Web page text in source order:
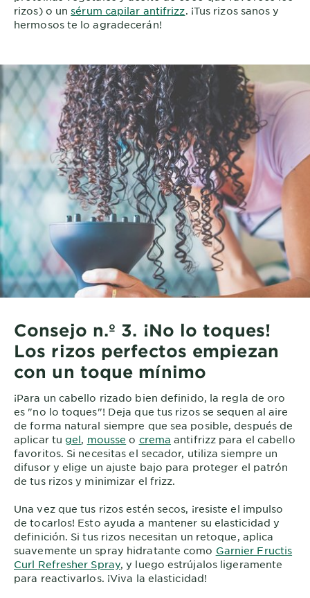
rizos) o unsérum capilar antifrizz. ¡Tus rizos sanos y
hermosos te lo agradecerán!
Consejo n.º 3. ¡No lo toques!
Los rizos perfectos empiezan
con un toque mínimo
¡Para un cabello rizado bien definido, la regla de oro
es "no lo toques"! Deja que tus rizos se sequen al aire
de forma natural siempre que sea posible, después de
aplicar tugel, mousse o crema antifrizz para el cabello
favoritos. Si necesitas el secador, utiliza siempre un
difusor y elige un ajuste bajo para proteger el patrón
de tus rizos y minimizar el frizz.
Una vez que tus rizos estén secos, ¡resiste el impulso
de tocarlos! Esto ayuda a mantener su elasticidad y
definición. Si tus rizos necesitan un retoque, aplica
suavemente un spray hidratante como Garnier Fructis
Curl Refresher Spray, y luego estrújalos ligeramente
para reactivarlos. ¡Viva la elasticidad!